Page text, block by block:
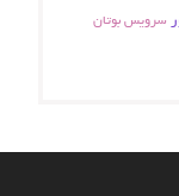
سرویس بوتان